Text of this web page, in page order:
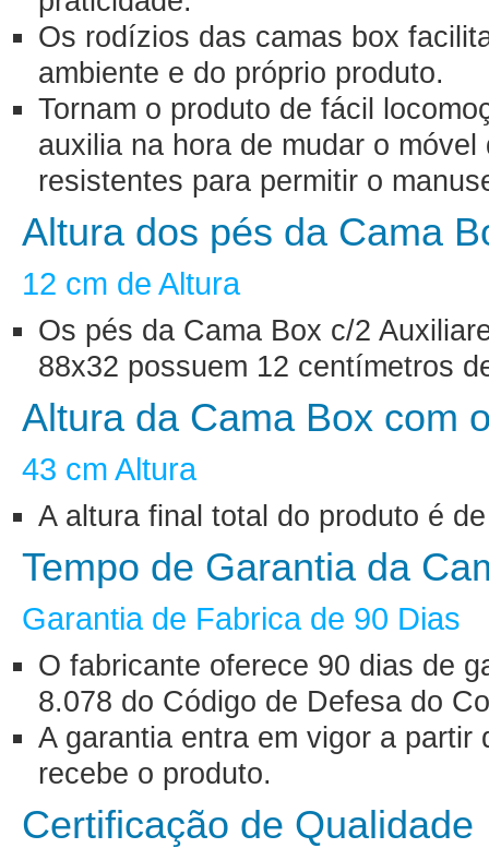
Os rodízios das camas box
ambiente e do próprio produto.
Tornam o produto de fácil
auxilia na hora de mudar o
resistentes para permitir o
Altura dos pés da Cama
12 cm de Altura
Os pés da Cama Box c/2
88x32 possuem 12 centímetros
Altura da Cama Box com
43 cm Altura
A altura final total do produto é
Tempo de Garantia da
Garantia de Fabrica de 90 Dias
O fabricante oferece 90 dias de
8.078 do Código de Defesa do
A garantia entra em vigor a partir
recebe o produto.
Certificação de Qualidade